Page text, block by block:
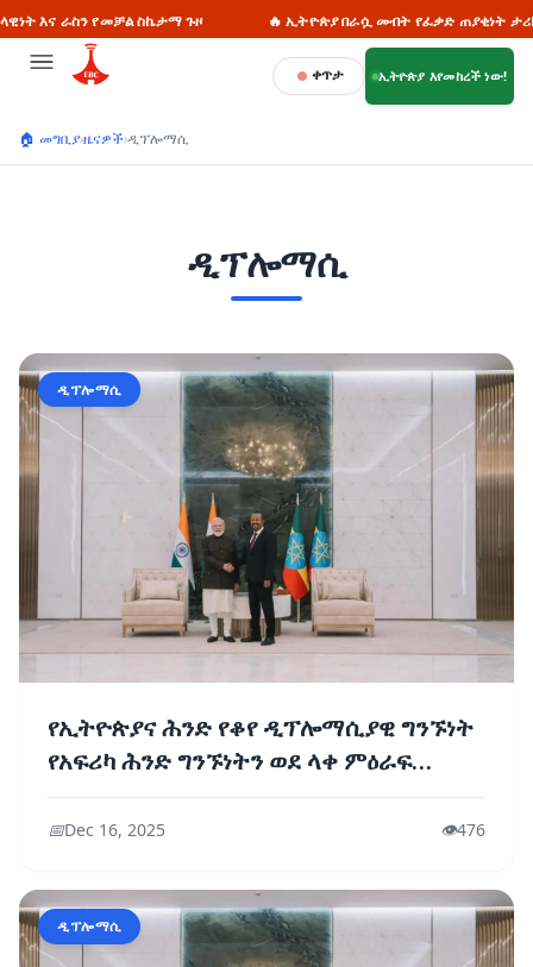
ስኬታማ ጉዞ 🔥 ኢትዮጵያ በራሷ መብት የፈቃድ ጠያቂነት ታሪክ የላትም
ቀጥታ ኢትዮጵያ እየመከረች ነው!
🏠 መግቢያ›ዜናዎች›ዲፕሎማሲ
ዲፕሎማሲ
ዲፕሎማሲ
የኢትዮጵያና ሕንድ የቆየ ዲፕሎማሲያዊ ግንኙነት
የአፍሪካ ሕንድ ግንኙነትን ወደ ላቀ ምዕራፍ
የሚያሸጋግር ነው
📅Dec 16, 2025 👁️476
ዲፕሎማሲ